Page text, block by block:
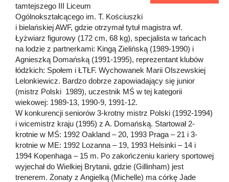
tamtejszego III Liceum
Ogólnokształcącego im. T. Kościuszki
i bielańskiej AWF, gdzie otrzymał tytuł magistra wf.
Łyżwiarz figurowy (172 cm, 68 kg), specjalista w tańcach
na lodzie z partnerkami: Kingą Zielińską (1989-1990) i
Agnieszką Domańską (1991-1995), reprezentant klubów
łódzkich: Społem i ŁTŁF. Wychowanek Marii Olszewskiej
Lelonkiewicz. Bardzo dobrze zapowiadający się junior
(mistrz Polski 1989), uczestnik MŚ w tej kategorii
wiekowej: 1989-13, 1990-9, 1991-12.
W konkurencji seniorów 3-krotny mistrz Polski (1992-1994)
i wicemistrz kraju (1995) z A. Domańską. Startował 2-
krotnie w MŚ: 1992 Oakland – 20, 1993 Praga – 21 i 3-
krotnie w ME: 1992 Lozanna – 19, 1993 Helsinki – 14 i
1994 Kopenhaga – 15 m. Po zakończeniu kariery sportowej
wyjechał do Wielkiej Brytanii, gdzie (Gillinham) jest
trenerem. Żonaty z Angielką (Michelle) ma córkę Jade